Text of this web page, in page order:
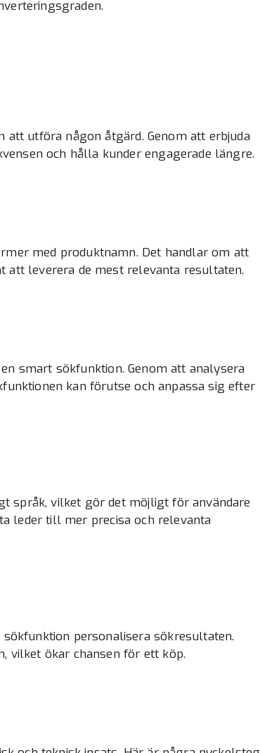
utföra någon åtgärd. Genom att erbjuda
och hålla kunder engagerade längre.
med produktnamn. Det handlar om att
att leverera de mest relevanta resultaten.
smart sökfunktion. Genom att analysera
kan förutse och anpassa sig efter
språk, vilket gör det möjligt för användare
leder till mer precisa och relevanta
personalisera sökresultaten.
vilket ökar chansen för ett köp.